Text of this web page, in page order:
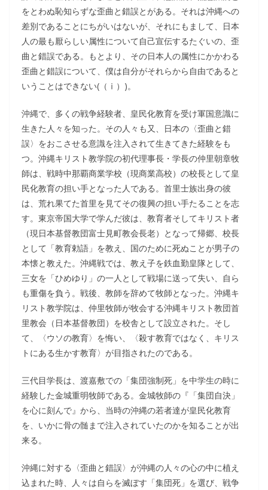
をとわぬ恥知らずな歪曲と錯誤とがある。それは沖縄への
差別であることにちがいはないが、それにもまして、日本
人の最も厭らしい属性について自己宣伝するたぐいの、歪
曲と錯誤である。もとより、その日本人の属性にかかわる
歪曲と錯誤について、僕は自分がそれらから自由であると
いうことはできない(（ⅰ）)。
沖縄で、多くの戦争経験者、皇民化教育を受け軍国意識に
生きた人々を知った。その人々も又、日本の〈歪曲と錯
誤〉をおこさせる意識を注入されて生きてきた経験をも
つ。沖縄キリスト教学院の初代理事長・学長の仲里朝章牧
師は、戦時中那覇商業学校（現商業高校）の校長として皇
民化教育の担い手となった人である。首里士族出身の彼
は、荒れ果てた首里を見てその復興の担い手たることを志
す。東京帝国大学で学んだ彼は、教育者そしてキリスト者
（現日本基督教団富士見町教会長老）となって帰郷、校長
として「教育勅語」を教え、国のために死ぬことが男子の
本懐と教えた。沖縄戦では、教え子を鉄血勤皇隊として、
三女を「ひめゆり」の一人として戦場に送って失い、自ら
も重傷を負う。戦後、教師を辞めて牧師となった。沖縄キ
リスト教学院は、仲里牧師が牧会する沖縄キリスト教団首
里教会（日本基督教団）を校舎として設立された。そし
て、〈ウソの教育〉を悔い、〈殺す教育ではなく、キリス
トにある生かす教育〉が目指されたのである。
三代目学長は、渡嘉敷での「集団強制死」を中学生の時に
経験した金城重明牧師である。金城牧師の『「集団自決」
を心に刻んで』から、当時の沖縄の若者達が皇民化教育
を、いかに骨の髄まで注入されていたのかを知ることが出
来る。
沖縄に対する〈歪曲と錯誤〉が沖縄の人々の心の中に植え
込まれた時、人々は自らを滅ぼす「集団死」を選び、戦争